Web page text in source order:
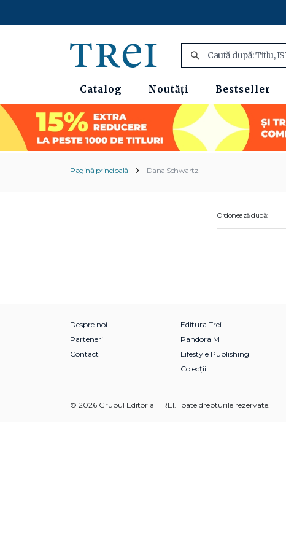
Catalog Noutăți Bestseller
Pagină principală Dana Schwartz
Ordonează după:
Despre noi
Parteneri
Contact
Editura Trei
Pandora M
Lifestyle Publishing
Colecții
© 2026 Grupul Editorial TREI. Toate drepturile rezervate.